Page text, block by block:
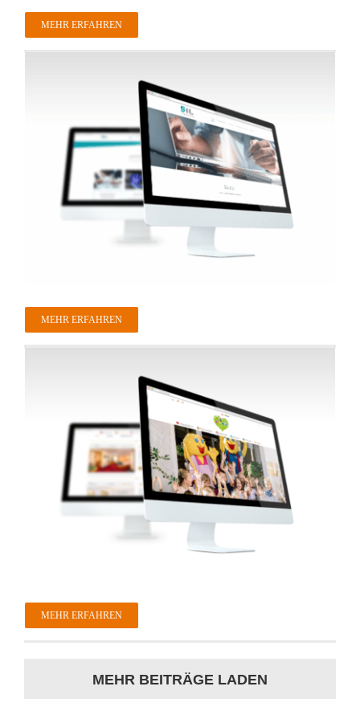
MEHR ERFAHREN
MEHR ERFAHREN
MEHR ERFAHREN
MEHR BEITRÄGE LADEN